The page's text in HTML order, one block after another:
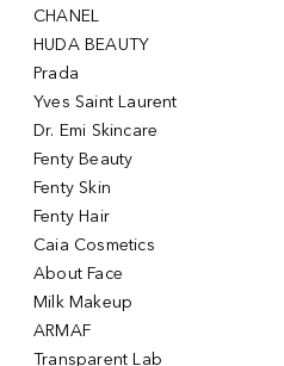
CHANEL
HUDA BEAUTY
Prada
Yves Saint Laurent
Dr. Emi Skincare
Fenty Beauty
Fenty Skin
Fenty Hair
Caia Cosmetics
About Face
Milk Makeup
ARMAF
Transparent Lab